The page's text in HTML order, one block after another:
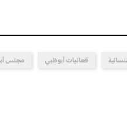
فعاليات أبوظبي مجلس